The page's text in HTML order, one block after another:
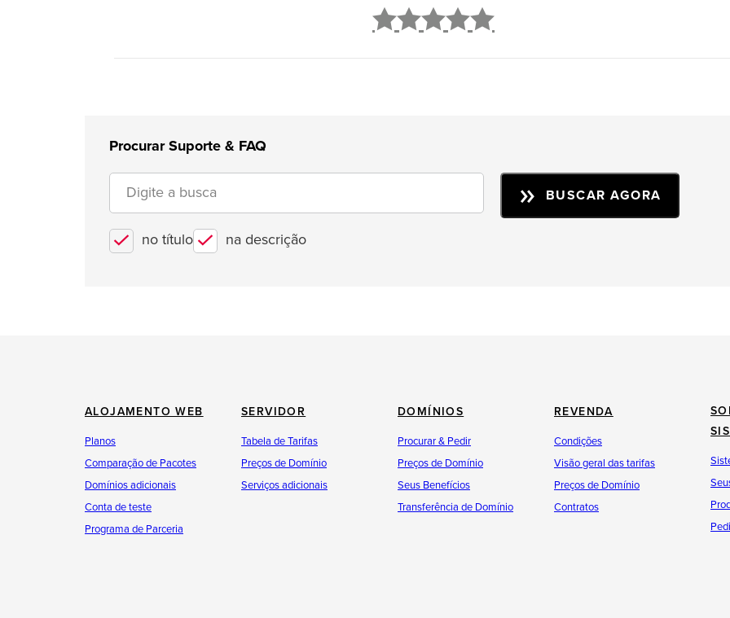
Procurar Suporte & FAQ
no título na descrição
BUSCAR AGORA
ALOJAMENTO WEB
Planos
Comparação de Pacotes
Domínios adicionais
Conta de teste
Programa de Parceria
SERVIDOR
Tabela de Tarifas
Preços de Domínio
Serviços adicionais
DOMÍNIOS
Procurar & Pedir
Preços de Domínio
Seus Benefícios
Transferência de Domínio
REVENDA
Condições
Visão geral das tarifas
Preços de Domínio
Contratos